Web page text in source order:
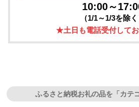
10:00～
（1/1～1/3を除く
★土日も電話受付してお
ふるさと納税お礼の品を「カテ